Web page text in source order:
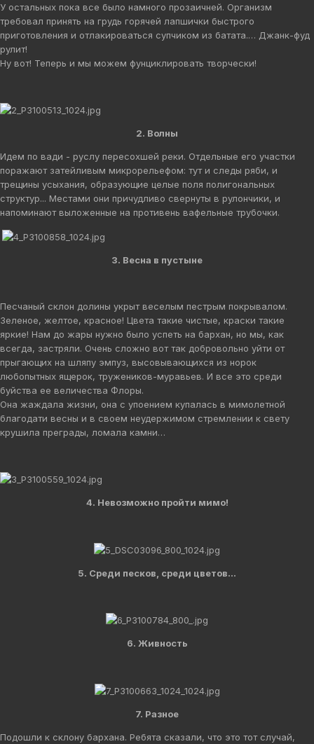
У остальных пока все было намного прозаичней. Организм
требовал принять на грудь горячей лапшички быстрого
приготовления и отлакироваться супчиком из батата.… Джанк-фуд
рулит!
Ну вот! Теперь и мы можем фунциклировать творчески!
2. Волны
Идем по вади - руслу пересохшей реки. Отдельные его участки
поражают затейливым микрорельефом: тут и следы ряби, и
трещины усыхания, образующие целые поля полигональных
структур... Местами они причудливо свернуты в рулончики, и
напоминают выложенные на противень вафельные трубочки.
3. Весна в пустыне
Песчаный склон долины укрыт веселым пестрым покрывалом.
Зеленое, желтое, красное! Цвета такие чистые, краски такие
яркие! Нам до жары нужно было успеть на бархан, но мы, как
всегда, застряли. Очень сложно вот так добровольно уйти от
прыгающих на шляпу эмпуз, высовывающихся из норок
любопытных ящерок, тружеников-муравьев. И все это среди
буйства ее величества Флоры.
Она жаждала жизни, она с упоением купалась в мимолетной
благодати весны и в своем неудержимом стремлении к свету
крушила преграды, ломала камни…
4. Невозможно пройти мимо!
5. Среди песков, среди цветов...
6. Живность
7. Разное
Подошли к склону бархана. Ребята сказали, что это тот случай,